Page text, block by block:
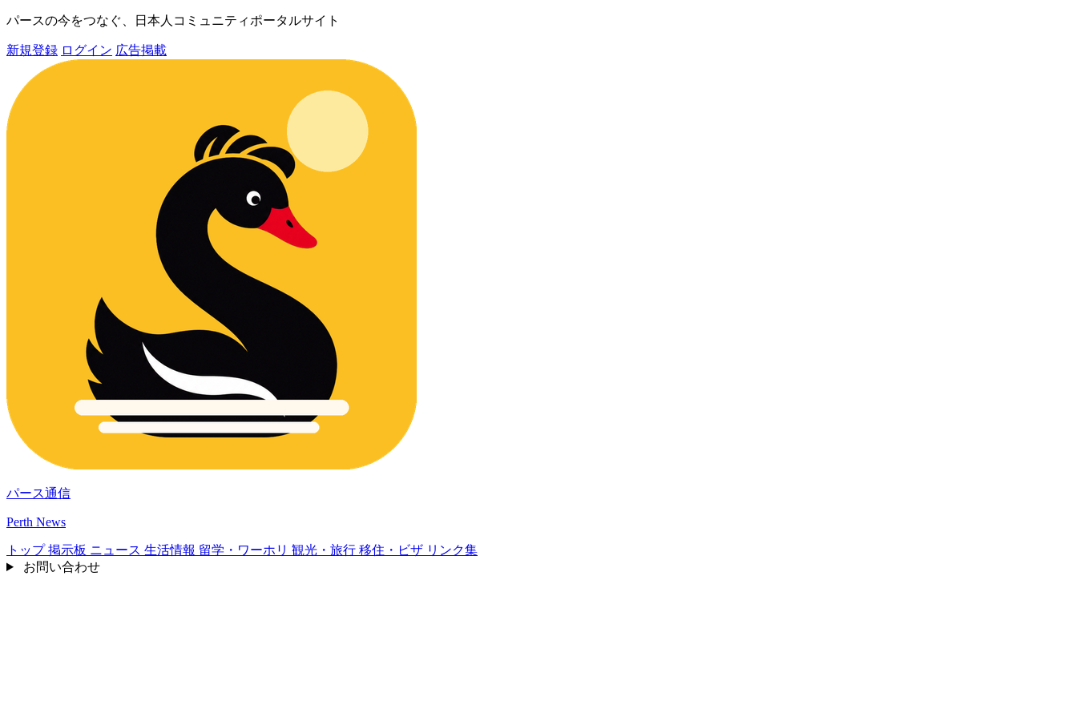
パースの今をつなぐ、日本人コミュニティポータルサイト
新規登録 ログイン 広告掲載
パース通信
Perth News
トップ掲示板 ニュース 生活情報 留学・ワーホリ 観光・旅行 移住・ビザ リンク集
お問い合わせ